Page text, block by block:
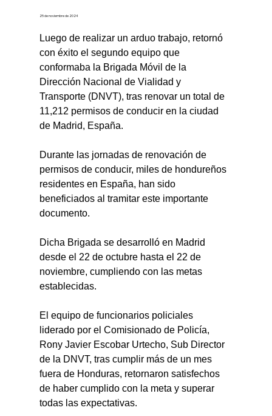
25 de noviembre de 2024
Luego de realizar un arduo trabajo, retornó
con éxito el segundo equipo que
conformaba la Brigada Móvil de la
Dirección Nacional de Vialidad y
Transporte (DNVT), tras renovar un total de
11,212 permisos de conducir en la ciudad
de Madrid, España.
Durante las jornadas de renovación de
permisos de conducir, miles de hondureños
residentes en España, han sido
beneficiados al tramitar este importante
documento.
Dicha Brigada se desarrolló en Madrid
desde el 22 de octubre hasta el 22 de
noviembre, cumpliendo con las metas
establecidas.
El equipo de funcionarios policiales
liderado por el Comisionado de Policía,
Rony Javier Escobar Urtecho, Sub Director
de la DNVT, tras cumplir más de un mes
fuera de Honduras, retornaron satisfechos
de haber cumplido con la meta y superar
todas las expectativas.